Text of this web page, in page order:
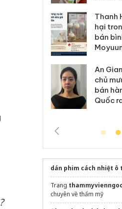
Tìm bị
giả
Đối tượng
đường dây
giả tại Phú
đầu thú
Hưng
kinh
giả
Cà
công
sản
bảo vệ
dán phim cách nhiệt ô
Trang
chuyên về thẩm mỹ